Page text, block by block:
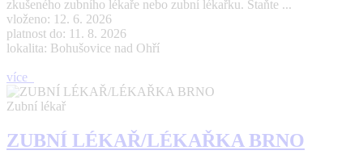
zkušeného zubního lékaře nebo zubní lékařku. Staňte ...
vloženo: 12. 6. 2026
platnost do: 11. 8. 2026
lokalita: Bohušovice nad Ohří
více
Zubní lékař
ZUBNÍ LÉKAŘ/LÉKAŘKA BRNO